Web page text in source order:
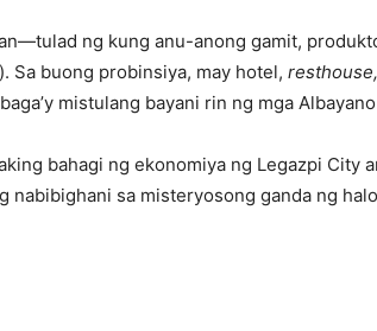
ng kung anu-anong gamit,
Sa buong probinsiya, may hotel,
mistulang bayani rin ng mga
bahagi ng ekonomiya ng Legazpi City
nabibighani sa misteryosong ganda ng